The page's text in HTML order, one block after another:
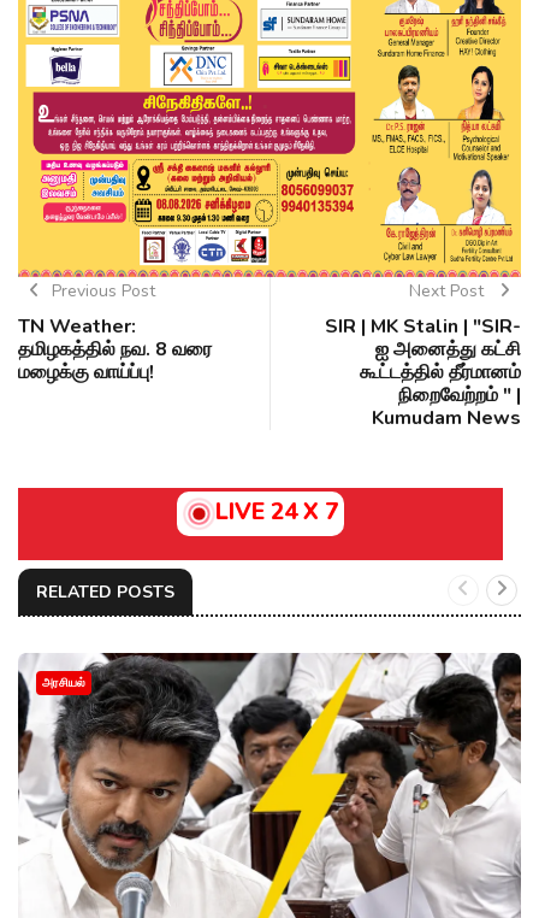
Previous Post
TN Weather:
தமிழகத்தில் நவ. 8 வரை
மழைக்கு வாய்ப்பு!
Next Post
SIR | MK Stalin | "SIR-
ஐ அனைத்து கட்சி
கூட்டத்தில் தீர்மானம்
நிறைவேற்றம் " |
Kumudam News
LIVE 24 X 7
RELATED POSTS
அரசியல்